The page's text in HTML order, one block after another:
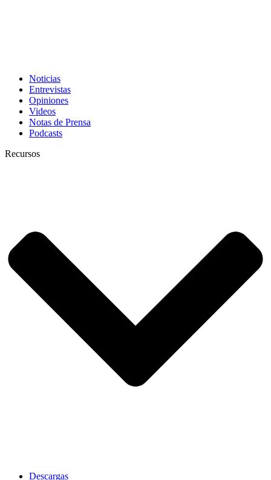
Noticias
Entrevistas
Opiniones
Videos
Notas de Prensa
Podcasts
Recursos
Descargas